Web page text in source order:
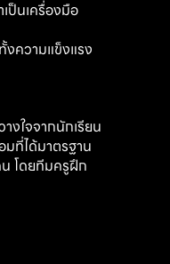
ป็นเครื่องมือ
งความแข็งแรง
งใจจากนักเรียน
มที่ได้มาตรฐาน
น โดยทีมครูฝึก